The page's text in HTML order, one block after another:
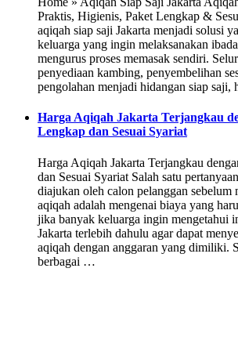
Praktis, Higienis, Paket Lengkap &
aqiqah siap saji Jakarta menjadi solusi
keluarga yang ingin melaksanakan
mengurus proses memasak sendiri.
penyediaan kambing, penyembelihan
pengolahan menjadi hidangan siap
Harga Aqiqah Jakarta Terjangkau
Lengkap dan Sesuai Syariat
Harga Aqiqah Jakarta Terjangkau
dan Sesuai Syariat Salah satu
diajukan oleh calon pelanggan sebelum
aqiqah adalah mengenai biaya yang
jika banyak keluarga ingin mengetahui
Jakarta terlebih dahulu agar dapat
aqiqah dengan anggaran yang dimiliki.
berbagai …